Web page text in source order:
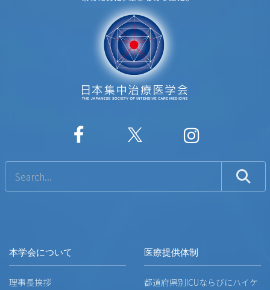
本学会について
理事長挨拶
医療提供体制
都道府県別ICUならびにハイケ